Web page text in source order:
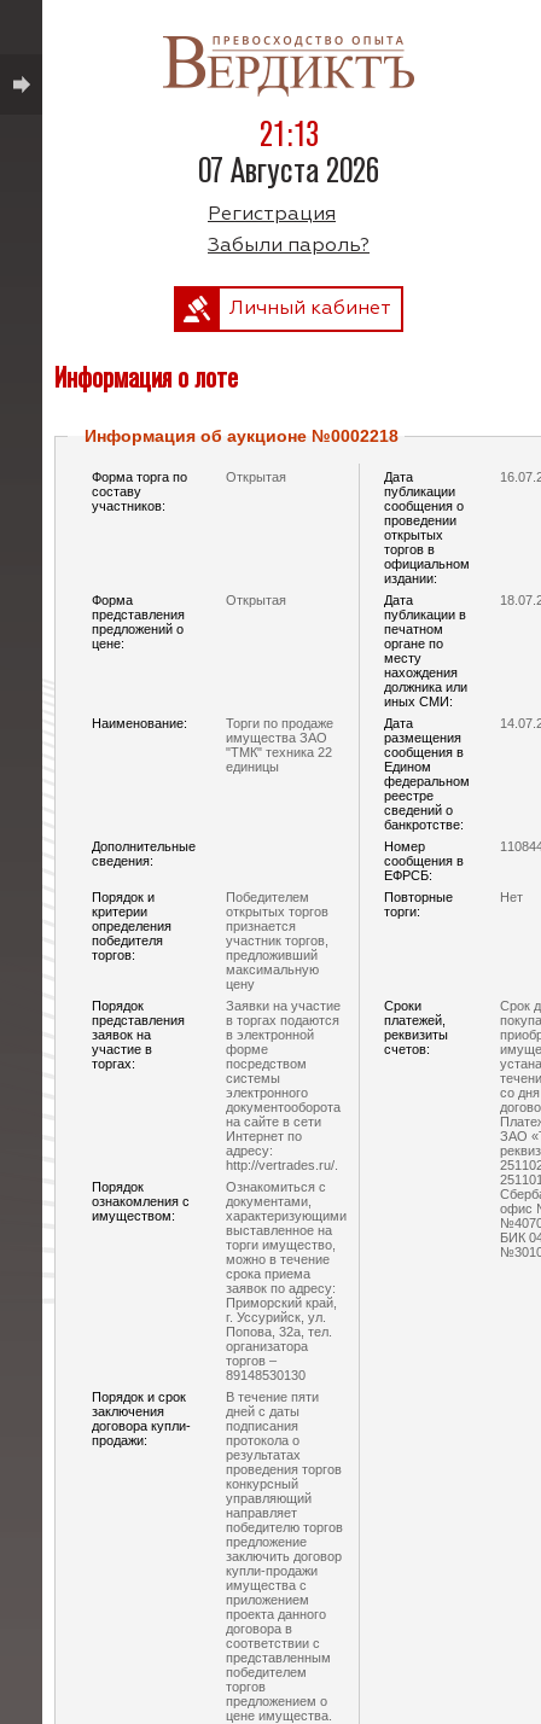
21:13
07 Августа 2026
Регистрация
Забыли пароль?
Личный кабинет
Информация о лоте
Информация об аукционе №0002218
Форма торга по
составу
участников:
Открытая
Дата
публикации
сообщения о
проведении
открытых
торгов в
официальном
издании:
Форма
представления
предложений о
цене:
Открытая
Дата
публикации в
печатном
органе по
месту
нахождения
должника или
иных СМИ:
Наименование:
Торги по продаже
имущества ЗАО
"ТМК" техника 22
единицы
Дата
размещения
сообщения в
Едином
федеральном
реестре
сведений о
банкротстве:
Дополнительные
сведения:
Номер
сообщения в
ЕФРСБ:
Порядок и
критерии
определения
победителя
торгов:
Победителем
открытых торгов
признается
участник торгов,
предложивший
максимальную
цену
Повторные
торги:
Нет
Порядок
представления
заявок на
участие в
торгах:
Заявки на участие
в торгах подаются
в электронной
форме
посредством
системы
электронного
документооборота
на сайте в сети
Интернет по
адресу:
http://vertrades.ru/.
Сроки
платежей,
реквизиты
счетов:
Срок
со
ЗАО
офис
БИК
Порядок
ознакомления с
имуществом:
Ознакомиться с
документами,
характеризующими
выставленное на
торги имущество,
можно в течение
срока приема
заявок по адресу:
Приморский край,
г. Уссурийск, ул.
Попова, 32а, тел.
организатора
торгов –
89148530130
Порядок и срок
заключения
договора купли-
продажи:
В течение пяти
дней с даты
подписания
протокола о
результатах
проведения торгов
конкурсный
управляющий
направляет
победителю торгов
предложение
заключить договор
купли-продажи
имущества с
приложением
проекта данного
договора в
соответствии с
представленным
победителем
торгов
предложением о
цене имущества.